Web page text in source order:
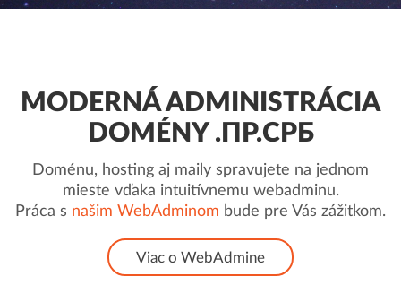
MODERNÁ ADMINISTRÁCIA
DOMÉNY .ПР.СРБ
Doménu, hosting aj maily spravujete na jednom
mieste vďaka intuitívnemu webadminu.
Práca s našim WebAdminom bude pre Vás zážitkom.
Viac o WebAdmine